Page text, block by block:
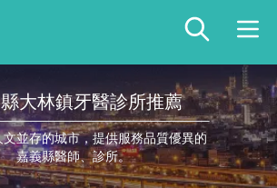
大林鎮牙醫診所推薦
文並存的城市，提供服務品質優異的
嘉義縣醫師、診所。